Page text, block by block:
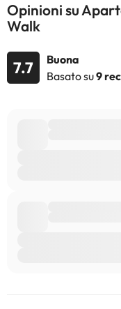
Opinioni su
Walk
7.7
Buona
Basato su9